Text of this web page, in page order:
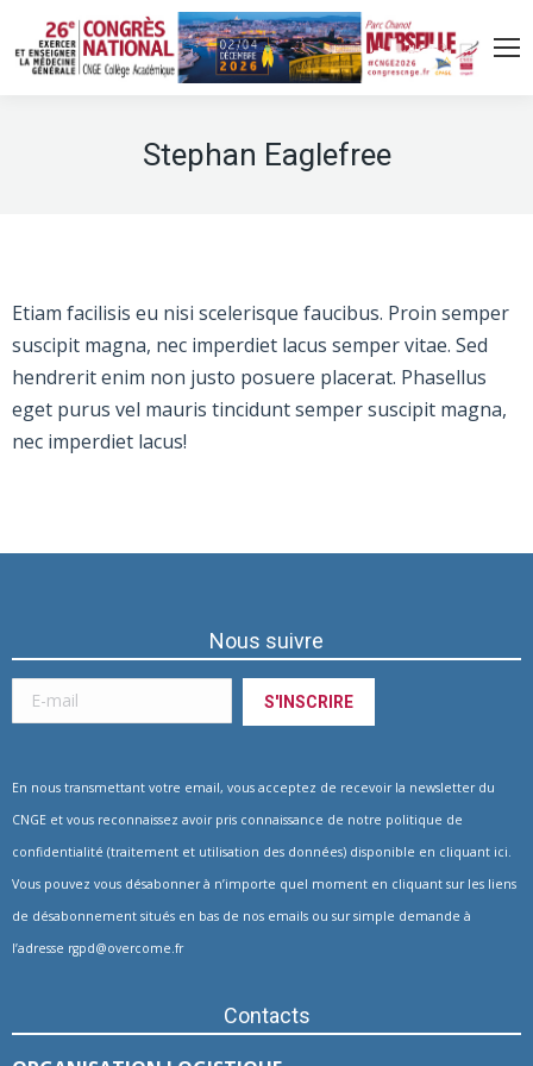
Stephan Eaglefree
Etiam facilisis eu nisi scelerisque faucibus. Proin semper
suscipit magna, nec imperdiet lacus semper vitae. Sed
hendrerit enim non justo posuere placerat. Phasellus
eget purus vel mauris tincidunt semper suscipit magna,
nec imperdiet lacus!
Nous suivre
En nous transmettant votre email, vous acceptez de recevoir la newsletter du
CNGE et vous reconnaissez avoir pris connaissance de notre politique de
confidentialité (traitement et utilisation des données) disponible en cliquant ici.
Vous pouvez vous désabonner à n’importe quel moment en cliquant sur les liens
de désabonnement situés en bas de nos emails ou sur simple demande à
l’adresse rgpd@overcome.fr
Contacts